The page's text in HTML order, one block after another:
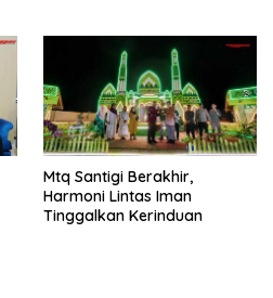
Mtq Santigi Berakhir,
Harmoni Lintas Iman
Tinggalkan Kerinduan